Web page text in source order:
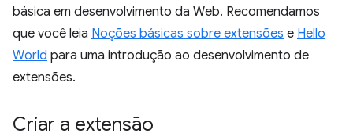
básica em desenvolvimento da Web. Recomendamos
que você leia Noções básicas sobre extensões e Hello
World para uma introdução ao desenvolvimento de
extensões.
Criar a extensão